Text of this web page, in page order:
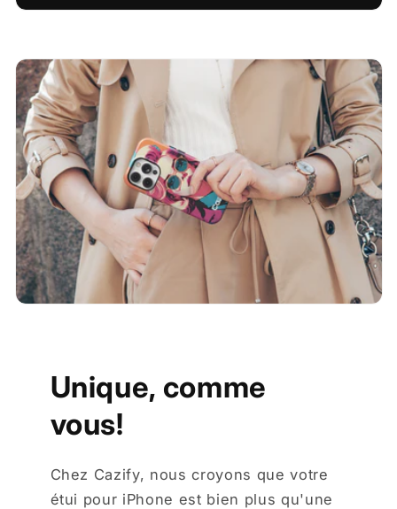
Unique, comme
vous!
Chez Cazify, nous croyons que votre
étui pour iPhone est bien plus qu'une